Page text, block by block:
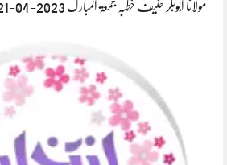
مولانا ابوبکر حنیف خطبہ جمعۃ المبارک 2023-04-21